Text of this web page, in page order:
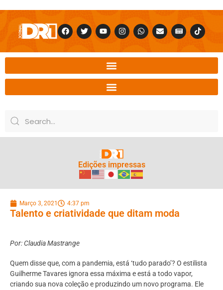
Edições impressas
Março 3, 2021 4:37 pm
Talento e criatividade que ditam moda
Por: Claudia Mastrange
Quem disse que, com a pandemia, está ‘tudo parado’? O estilista
Guilherme Tavares ignora essa máxima e está a todo vapor,
criando sua nova coleção e produzindo um novo programa. Ele